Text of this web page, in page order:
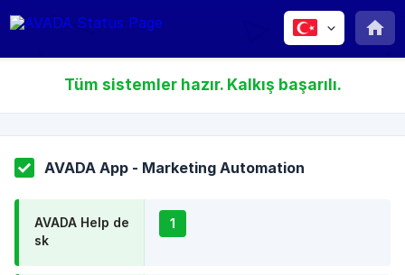
Tüm sistemler hazır. Kalkış başarılı.
AVADA App - Marketing Automation
AVADA Help de
sk
1